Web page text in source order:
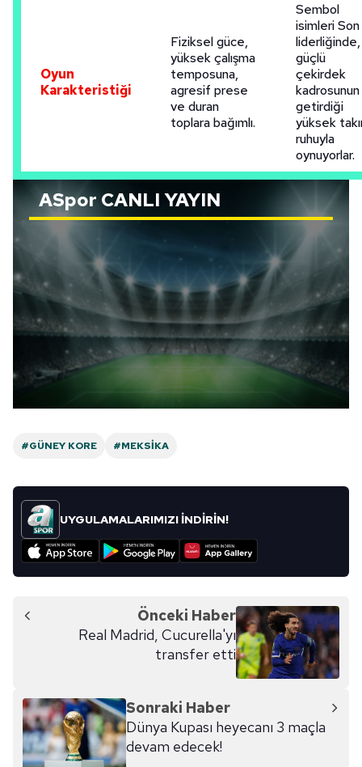
Oyun
Karakteristiği
Fiziksel güce,
yüksek çalışma
temposuna,
agresif prese
ve duran
toplara bağımlı.
Sembol
isimleri Son
liderliğinde,
güçlü
çekirdek
kadrosunun
getirdiği
yüksek
ruhuyla
oynuyorlar.
ASpor CANLI YAYIN
#GÜNEY KORE #MEKSIKA
UYGULAMALARIMIZI İNDİRİN!
Önceki Haber
Real Madrid, Cucurella'yı
transfer etti
Sonraki Haber
Dünya Kupası heyecanı 3 maçla
devam edecek!